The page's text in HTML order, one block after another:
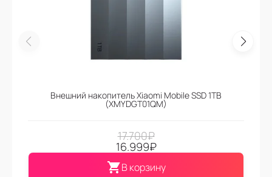
Внешний накопитель Xiaomi Mobile SSD 1TB
(XMYDGT01QM)
17.700₽
16.999₽
В корзину